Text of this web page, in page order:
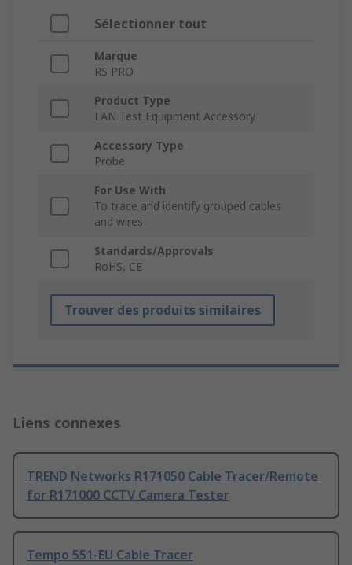
Sélectionner tout
Marque
RS PRO
Product Type
LAN Test Equipment Accessory
Accessory Type
Probe
For Use With
To trace and identify grouped cables
and wires
Standards/Approvals
RoHS, CE
Trouver des produits similaires
Liens connexes
TREND Networks R171050 Cable Tracer/Remote
for R171000 CCTV Camera Tester
Tempo 551-EU Cable Tracer